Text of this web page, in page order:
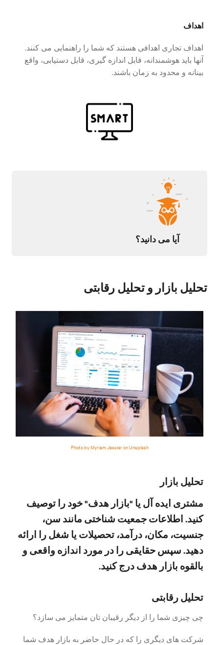
اهداف
اهداف تجاری اهدافی هستند که شما را راهنمایی می کنند.
آنها باید هوشمندانه، قابل اندازه گیری، قابل دستیابی، واقع
بینانه و محدود به زمان باشند.
آیا می دانید؟
تحلیل بازار و تحلیل رقابتی
Photo by Myriam Jessier on Unsplash
تحلیل بازار
مشتری ایده آل یا "بازار هدف" خود را توصیف
کنید. اطلاعات جمعیت شناختی مانند سن،
جنسیت، مکان، درآمد، تحصیلات یا شغل را ارائه
دهید. سپس حقایقی را در مورد اندازه واقعی و
بالقوه بازار هدف درج کنید.
تحلیل رقابتی
چی چیزی شما را از دیگر رقیبان تان متمایز می سازد؟
شرکت های دیگری را که در حال حاضر به بازار هدف شما